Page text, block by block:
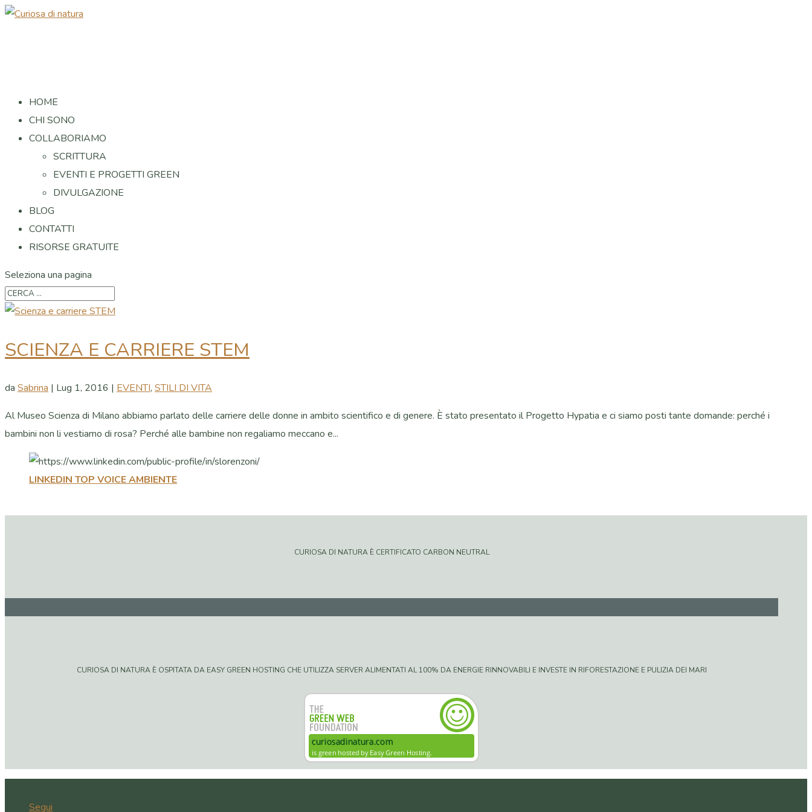
HOME
CHI SONO
COLLABORIAMO
SCRITTURA
EVENTI E PROGETTI GREEN
DIVULGAZIONE
BLOG
CONTATTI
RISORSE GRATUITE
Seleziona una pagina
SCIENZA E CARRIERE STEM
da Sabrina | Lug 1, 2016 | EVENTI, STILI DI VITA
Al Museo Scienza di Milano abbiamo parlato delle carriere delle donne in ambito scientifico e di genere. È stato presentato il Progetto Hypatia e ci siamo posti tante domande: perché i
bambini non li vestiamo di rosa? Perché alle bambine non regaliamo meccano e...
LINKEDIN TOP VOICE AMBIENTE
CURIOSA DI NATURA È CERTIFICATO CARBON NEUTRAL
CURIOSA DI NATURA È OSPITATA DA EASY GREEN HOSTING CHE UTILIZZA SERVER ALIMENTATI AL 100% DA ENERGIE RINNOVABILI E INVESTE IN RIFORESTAZIONE E PULIZIA DEI MARI
Segui